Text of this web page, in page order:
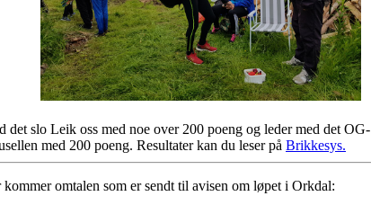
det slo Leik oss med noe over 200 poeng og leder med det OG-
med 200 poeng. Resultater kan du leser på Brikkesys.
kommer omtalen som er sendt til avisen om løpet i Orkdal: